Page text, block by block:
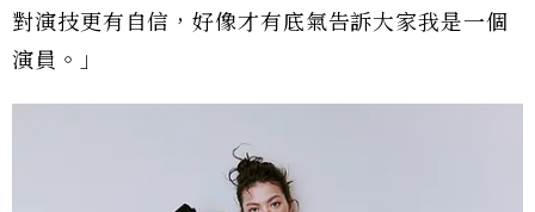
對演技更有自信，好像才有底氣告訴大家我是一個
演員。」